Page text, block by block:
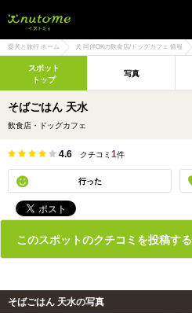
愛犬と旅行 ホーム 犬 同伴OKの飲食店/ドッグカフェ 情報
スポット
トップ
写真
そばごはん 天水
飲食店・ドッグカフェ
4.6 クチコミ 1件
行った
このスポットのクチコミを投稿する
そばごはん 天水の写真